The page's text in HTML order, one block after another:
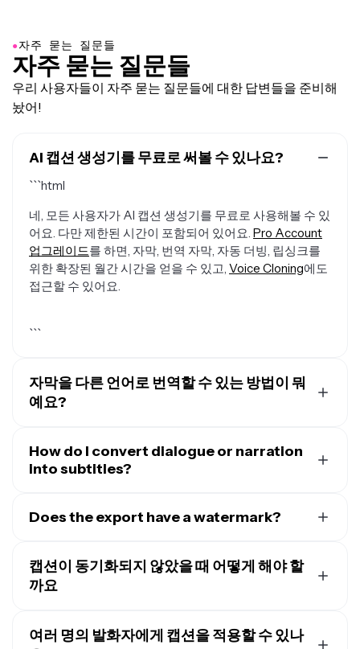
●자주 묻는 질문들
자주 묻는 질문들
우리 사용자들이 자주 묻는 질문들에 대한 답변들을 준비해
놨어!
AI 캡션 생성기를 무료로 써볼 수 있나요?
네, 모든 사용자가 AI 캡션 생성기를 무료로 사용해볼 수 있
어요. 다만 제한된 시간이 포함되어 있어요. Pro Account
업그레이드를 하면, 자막, 번역 자막, 자동 더빙, 립싱크를
위한 확장된 월간 시간을 얻을 수 있고, Voice Cloning에도
접근할 수 있어요.
```
자막을 다른 언어로 번역할 수 있는 방법이 뭐
예요?
어, 프랑스어를 포함한 100개 이상의 다양한 언어로번역
할 수 있어. 그냥 비디오를 업로드하고 "자동 자막"을 선택
션을 번역하고 비디오를 업데이트해줄 거야.
How do I convert dialogue or narration
into subtitles?
오 파일에서 음성을 자동으로 감지하는 음성 인식 기능을
디오 캡션으로 사용할 수 있어요. 마지막으로, 자막을 비디
오에 영구적으로 삽입하거나 SRT, TTV, TXT 형식의 캡션
Does the export have a watermark?
포함한 모든 내보내기에 워터마크가 포함돼요.Pro 계정
로 업그레이드하면 캡션을 추가하는 모든 영상에서 워터
캡션이 동기화되지 않았을 때 어떻게 해야 할
까요
요. 하지만 화면 왼쪽에 있는 트랜스크립트를 편집해서 각
여러 명의 발화자에게 캡션을 적용할 수 있나